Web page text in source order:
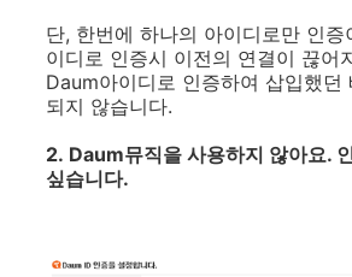
단, 한번에 하나의 아이디로만 인
이디로 인증시 이전의 연결이 끊어
Daum아이디로 인증하여 삽입했던
되지 않습니다.
2. Daum뮤직을 사용하지 않아요.
싶습니다.